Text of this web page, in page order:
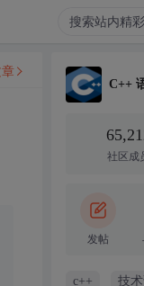
C++
社区成
发帖
c++ 技术